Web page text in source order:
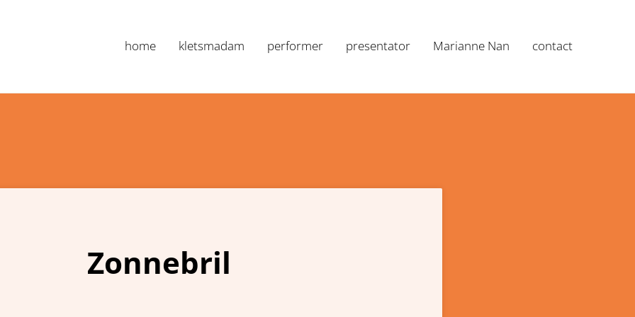
home kletsmadam performer presentator Marianne Nan contact
Zonnebril